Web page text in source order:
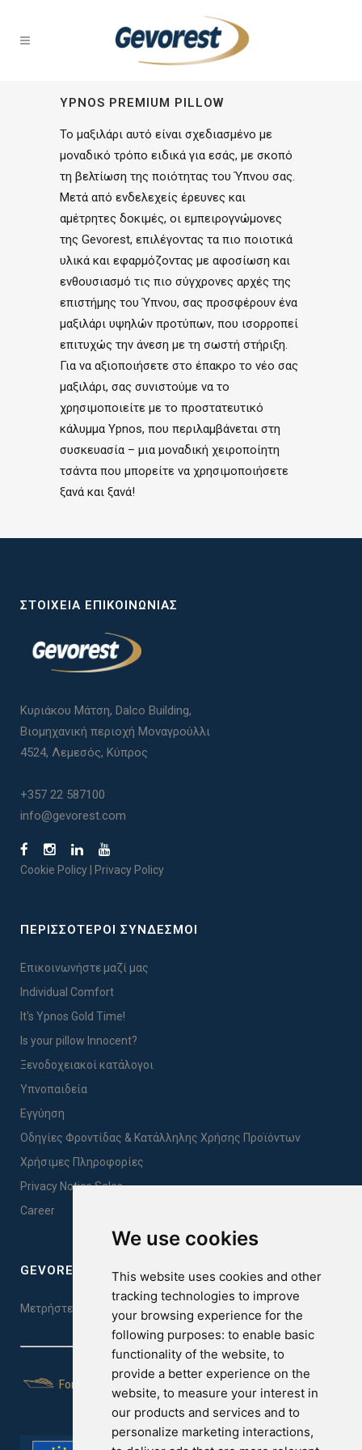
We use cookies
This website uses cookies and other
tracking technologies to improve
your browsing experience for the
following purposes: to enable basic
functionality of the website, to
provide a better experience on the
website, to measure your interest in
our products and services and to
personalize marketing interactions,
YPNOS PREMIUM PILLOW
Το μαξιλάρι αυτό είναι σχεδιασμένο με
μοναδικό τρόπο ειδικά για εσάς, με σκοπό
τη βελτίωση της ποιότητας του Ύπνου σας.
Μετά από ενδελεχείς έρευνες και
αμέτρητες δοκιμές, οι εμπειρογνώμονες
της Gevorest, επιλέγοντας τα πιο ποιοτικά
υλικά και εφαρμόζοντας με αφοσίωση και
ενθουσιασμό τις πιο σύγχρονες αρχές της
επιστήμης του Ύπνου, σας προσφέρουν ένα
μαξιλάρι υψηλών προτύπων, που ισορροπεί
επιτυχώς την άνεση με τη σωστή στήριξη.
Για να αξιοποιήσετε στο έπακρο το νέο σας
μαξιλάρι, σας συνιστούμε να το
χρησιμοποιείτε με το προστατευτικό
κάλυμμα Ypnos, που περιλαμβάνεται στη
συσκευασία – μια μοναδική χειροποίητη
τσάντα που μπορείτε να χρησιμοποιήσετε
ξανά και ξανά!
ΣΤΟΙΧΕΊΑ ΕΠΙΚΟΙΝΩΝΊΑΣ
Κυριάκου Μάτση, Dalco Building,
Βιομηχανική περιοχή Μοναγρούλλι
4524, Λεμεσός, Κύπρος
+357 22 587100
info@gevorest.com
Cookie Policy Privacy Policy
ΠΕΡΙΣΣΟΤΕΡΟΙ ΣΥΝΔΕΣΜΟΙ
Επικοινωνήστε μαζί μας
Individual Comfort
It's Ypnos Gold Time!
Is your pillow Innocent?
Ξενοδοχειακοί κατάλογοι
Υπνοπαιδεία
Εγγύηση
Οδηγίες Φροντίδας & Κατάλληλης Χρήσης Προϊόντων
Χρήσιμες Πληροφορίες
Privacy Notice Sales
Career
GEVOREST SLEEP QUALITY INDEX
Μετρήστε την ποιότητα του ύπνου σας. Κάντε το τεστ εδώ!
For Yachts